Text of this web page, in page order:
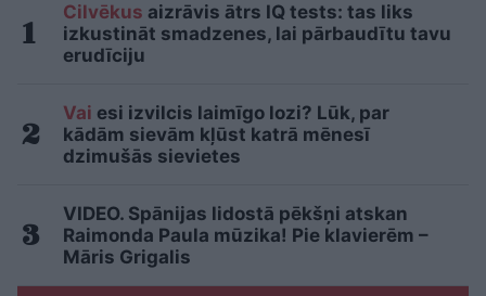
Cilvēkus aizrāvis ātrs IQ tests: tas liks
izkustināt smadzenes, lai pārbaudītu tavu
erudīciju
Vai esi izvilcis laimīgo lozi? Lūk, par
kādām sievām kļūst katrā mēnesī
dzimušās sievietes
VIDEO. Spānijas lidostā pēkšņi atskan
Raimonda Paula mūzika! Pie klavierēm –
Māris Grigalis